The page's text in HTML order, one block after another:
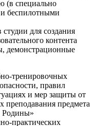
(в специально
беспилотными
для создания
контента
демонстрационные
тренировочных
правил
и мер защиты от
преподавания предмета
Родины»
практических